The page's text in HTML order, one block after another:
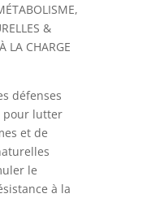
&
LA CHARGE
défenses
pour lutter
et de
le
à la